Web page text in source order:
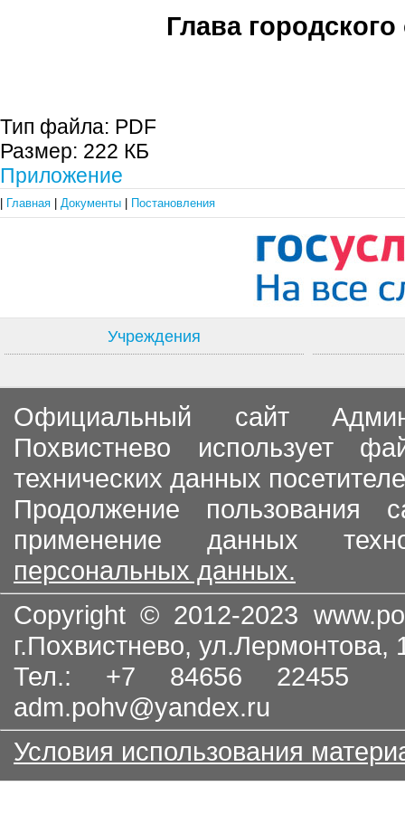
Глава городского
Тип файла: PDF
Размер: 222 КБ
Приложение
Главная Документы Постановления
Учреждения
Официальный сайт
Похвистнево использует
технических данных
Продолжение пользования
применение данных
персональных данных.
Copyright © 2012-2023
г.Похвистнево, ул.Лермонтова,
Тел.: +7 84656
adm.pohv@yandex.ru
Условия использования